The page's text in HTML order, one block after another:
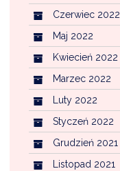
Czerwiec 2022
Maj 2022
Kwiecień 2022
Marzec 2022
Luty 2022
Styczeń 2022
Grudzień 2021
Listopad 2021